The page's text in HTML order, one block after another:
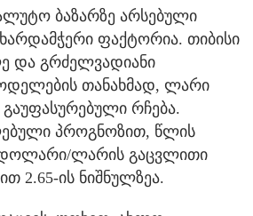
ბაზარზე არსებული
ფაქტორია. თიბისი
და გრძელვადიანი
თანახმად, ლარი
რჩება.
პროგნოზით, წლის
ლარის გაცვლითი
2.65-ის ნიშნულზეა.